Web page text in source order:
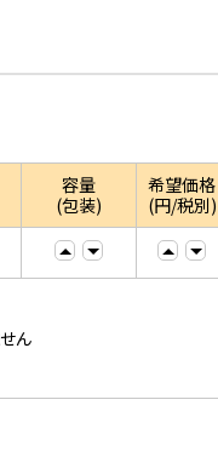
容量
(包装)
希望価格
(円/税別)
ん